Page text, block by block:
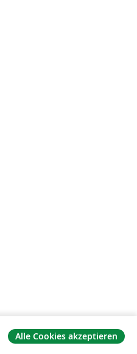
Alle Cookies akzeptieren